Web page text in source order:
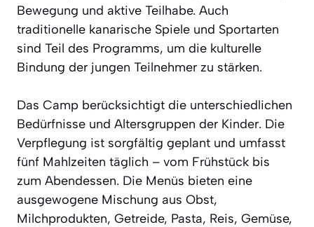
Bewegung und aktive Teilhabe. Auch
traditionelle kanarische Spiele und Sportarten
sind Teil des Programms, um die kulturelle
Bindung der jungen Teilnehmer zu stärken.
Das Camp berücksichtigt die unterschiedlichen
Bedürfnisse und Altersgruppen der Kinder. Die
Verpflegung ist sorgfältig geplant und umfasst
fünf Mahlzeiten täglich – vom Frühstück bis
zum Abendessen. Die Menüs bieten eine
ausgewogene Mischung aus Obst,
Milchprodukten, Getreide, Pasta, Reis, Gemüse,